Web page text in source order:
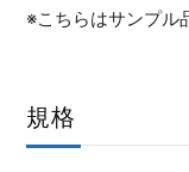
※こちらはサンプル
規格